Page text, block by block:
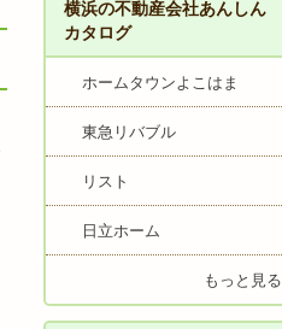
横浜の不動産会社あんしん
カタログ
ホームタウンよこはま
東急リバブル
リスト
日立ホーム
もっと見る